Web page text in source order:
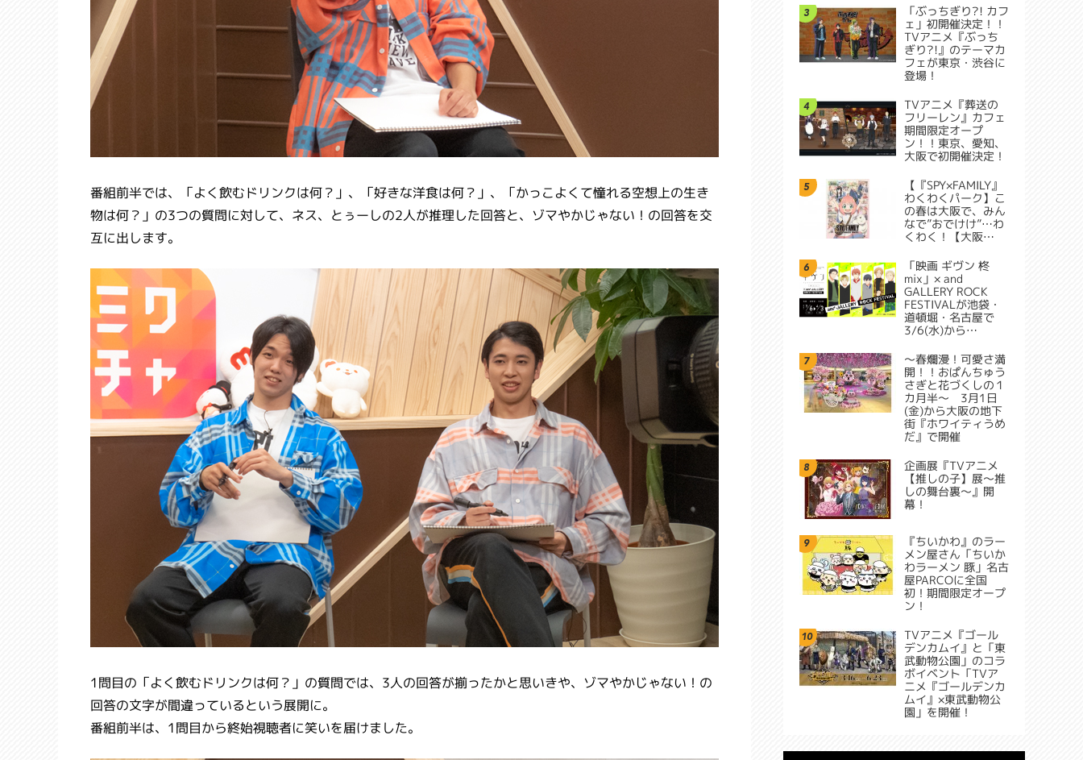
3
「ぶっちぎり?! カフ
ェ」初開催決定！！
TVアニメ『ぶっち
ぎり?!』のテーマカ
フェが東京・渋谷に
登場！
4
TVアニメ『葬送の
フリーレン』カフェ
期間限定オープ
ン！！東京、愛知、
大阪で初開催決定！
5
【『SPY×FAMILY』
わくわくパーク】こ
の春は大阪で、みん
なで”おでけけ”…わ
くわく！【大阪…
6
「映画 ギヴン 柊
mix」× and
GALLERY ROCK
FESTIVALが池袋・
道頓堀・名古屋で
3/6(水)から…
7
～春爛漫！可愛さ満
開！！おぱんちゅう
さぎと花づくしの１
カ月半～ 3月1日
(金)から大阪の地下
街『ホワイティうめ
だ』で開催
8
企画展『TVアニメ
【推しの子】展～推
しの舞台裏～』開
幕！
9
『ちいかわ』のラー
メン屋さん「ちいか
わラーメン 豚」名古
屋PARCOに全国
初！期間限定オープ
ン！
10
TVアニメ『ゴール
デンカムイ』と「東
武動物公園」のコラ
ボイベント「TVア
ニメ『ゴールデンカ
ムイ』×東武動物公
園」を開催！
番組前半では、「よく飲むドリンクは何？」、「好きな洋食は何？」、「かっこよくて憧れる空想上の生き
物は何？」の3つの質問に対して、ネス、とぅーしの2人が推理した回答と、ゾマやかじゃない！の回答を交
互に出します。
1問目の「よく飲むドリンクは何？」の質問では、3人の回答が揃ったかと思いきや、ゾマやかじゃない！の
回答の文字が間違っているという展開に。
番組前半は、1問目から終始視聴者に笑いを届けました。